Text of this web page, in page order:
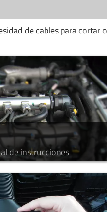
de cables para cortar o
de instrucciones